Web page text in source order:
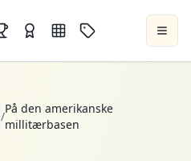
/
På den amerikanske
millitærbasen